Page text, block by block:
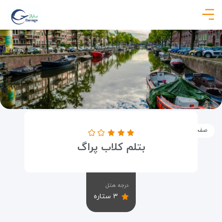
صفحه نخست اقامتگاه ها بتلم کلاب پراگ
بتلم کلاب پراگ
درجه هتل